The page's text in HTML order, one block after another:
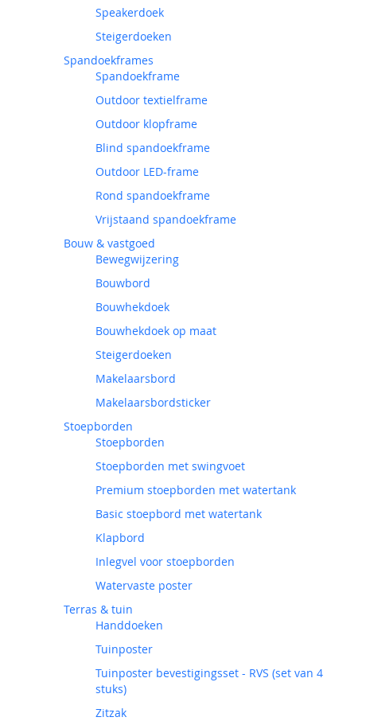
Speakerdoek
Steigerdoeken
Spandoekframes
Spandoekframe
Outdoor textielframe
Outdoor klopframe
Blind spandoekframe
Outdoor LED-frame
Rond spandoekframe
Vrijstaand spandoekframe
Bouw & vastgoed
Bewegwijzering
Bouwbord
Bouwhekdoek
Bouwhekdoek op maat
Steigerdoeken
Makelaarsbord
Makelaarsbordsticker
Stoepborden
Stoepborden
Stoepborden met swingvoet
Premium stoepborden met watertank
Basic stoepbord met watertank
Klapbord
Inlegvel voor stoepborden
Watervaste poster
Terras & tuin
Handdoeken
Tuinposter
Tuinposter bevestigingsset - RVS (set van 4
stuks)
Zitzak